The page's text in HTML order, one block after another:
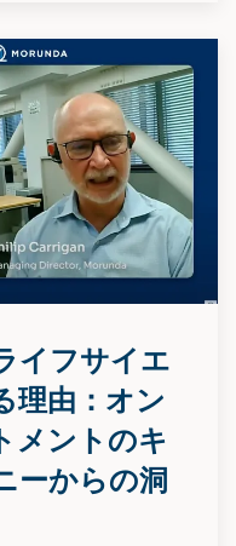
イフサイエ
理由：オン
メントのキ
ーからの洞